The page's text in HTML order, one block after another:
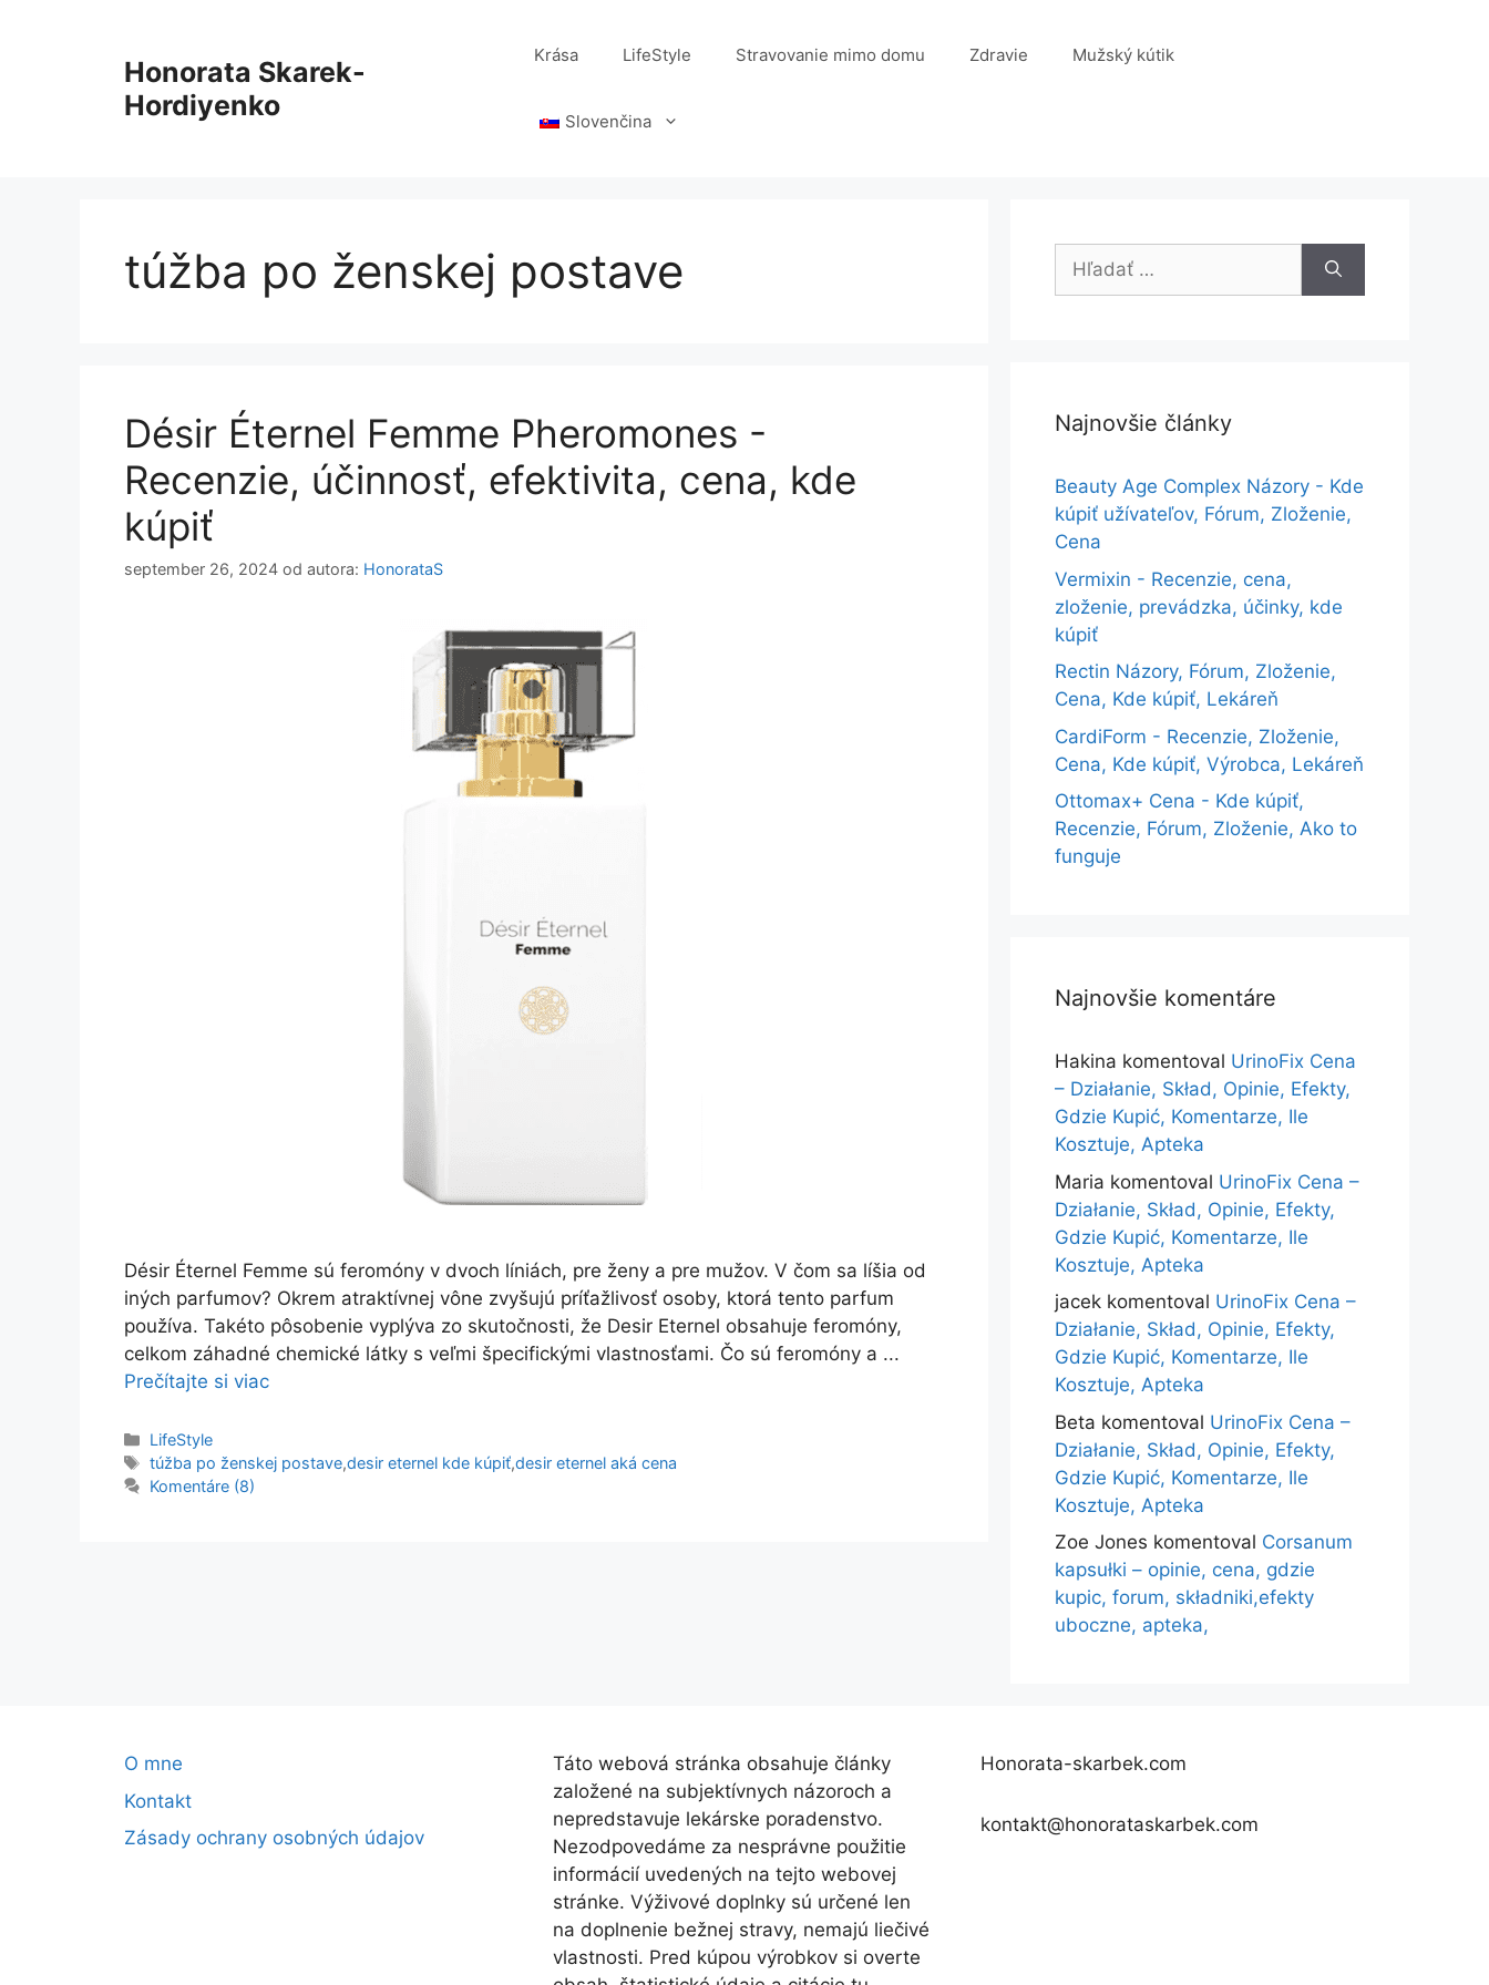
Honorata Skarek-
Hordiyenko
Krása LifeStyle Stravovanie mimo domu Zdravie Mužský kútik
Slovenčina
túžba po ženskej postave
Désir Éternel Femme Pheromones -
Recenzie, účinnosť, efektivita, cena, kde
kúpiť
september 26, 2024 od autora: HonorataS
Désir Éternel Femme sú feromóny v dvoch líniách, pre ženy a pre mužov. V čom sa líšia od
iných parfumov? Okrem atraktívnej vône zvyšujú príťažlivosť osoby, ktorá tento parfum
používa. Takéto pôsobenie vyplýva zo skutočnosti, že Desir Eternel obsahuje feromóny,
celkom záhadné chemické látky s veľmi špecifickými vlastnosťami. Čo sú feromóny a ...
Prečítajte si viac
Kategórie
LifeStyle
Značky
túžba po ženskej postave,desir eternel kde kúpiť,desir eternel aká cena
Komentáre (8)
Hľadať:
Najnovšie články
Beauty Age Сomplex Názory - Kde
kúpiť užívateľov, Fórum, Zloženie,
Cena
Vermixin - Recenzie, cena,
zloženie, prevádzka, účinky, kde
kúpiť
Rectin Názory, Fórum, Zloženie,
Cena, Kde kúpiť, Lekáreň
CardiForm - Recenzie, Zloženie,
Cena, Kde kúpiť, Výrobca, Lekáreň
Ottomax+ Cena - Kde kúpiť,
Recenzie, Fórum, Zloženie, Ako to
funguje
Najnovšie komentáre
Hakina komentoval UrinoFix Cena
– Działanie, Skład, Opinie, Efekty,
Gdzie Kupić, Komentarze, Ile
Kosztuje, Apteka
Maria komentoval UrinoFix Cena –
Działanie, Skład, Opinie, Efekty,
Gdzie Kupić, Komentarze, Ile
Kosztuje, Apteka
jacek komentoval UrinoFix Cena –
Działanie, Skład, Opinie, Efekty,
Gdzie Kupić, Komentarze, Ile
Kosztuje, Apteka
Beta komentoval UrinoFix Cena –
Działanie, Skład, Opinie, Efekty,
Gdzie Kupić, Komentarze, Ile
Kosztuje, Apteka
Zoe Jones komentoval Corsanum
kapsułki – opinie, cena, gdzie
kupic, forum, składniki,efekty
uboczne, apteka,
O mne
Kontakt
Zásady ochrany osobných údajov
Táto webová stránka obsahuje články
založené na subjektívnych názoroch a
nepredstavuje lekárske poradenstvo.
Nezodpovedáme za nesprávne použitie
informácií uvedených na tejto webovej
stránke. Výživové doplnky sú určené len
na doplnenie bežnej stravy, nemajú liečivé
vlastnosti. Pred kúpou výrobkov si overte
Honorata-skarbek.com
kontakt@honorataskarbek.com